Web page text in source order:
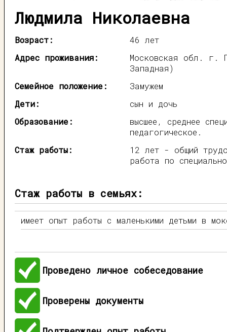
Людмила Николаевна
Возраст:
46 лет
Адрес проживания:
Московская обл. г.
Западная)
Семейное положение:
Замужем
Дети:
сын и дочь
Образование:
высшее, среднее
педагогическое.
Стаж работы:
12 лет - общий
работа по
Стаж работы в семьях:
имеет опыт работы с маленькими детьми в
Проведено личное собеседование
Проверены документы